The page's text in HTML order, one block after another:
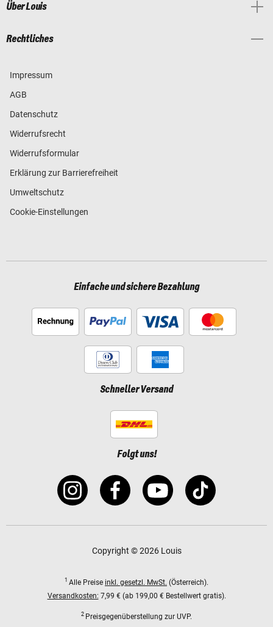
Über Louis
Rechtliches
Impressum
AGB
Datenschutz
Widerrufsrecht
Widerrufsformular
Erklärung zur Barrierefreiheit
Umweltschutz
Cookie-Einstellungen
Einfache und sichere Bezahlung
Schneller Versand
Folgt uns!
Copyright © 2026 Louis
1 Alle Preise inkl. gesetzl. MwSt. (Österreich).
Versandkosten: 7,99 € (ab 199,00 € Bestellwert gratis).
2 Preisgegenüberstellung zur UVP.